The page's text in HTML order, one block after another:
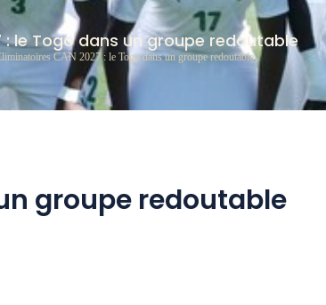
: le Togo dans un groupe redoutable
CAN 2027 : le Togo dans un groupe redoutable
groupe redoutable